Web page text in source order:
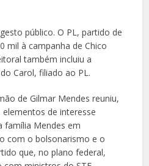
público. O PL, partido de
mil à campanha de Chico
também incluiu a
Carol, filiado ao PL.
de Gilmar Mendes reuniu,
de interesse
família Mendes em
com o bolsonarismo e o
que, no plano federal,